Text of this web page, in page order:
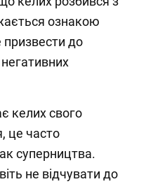
ознакою
призвести до
келих свого
це часто
суперництва.
не відчувати до